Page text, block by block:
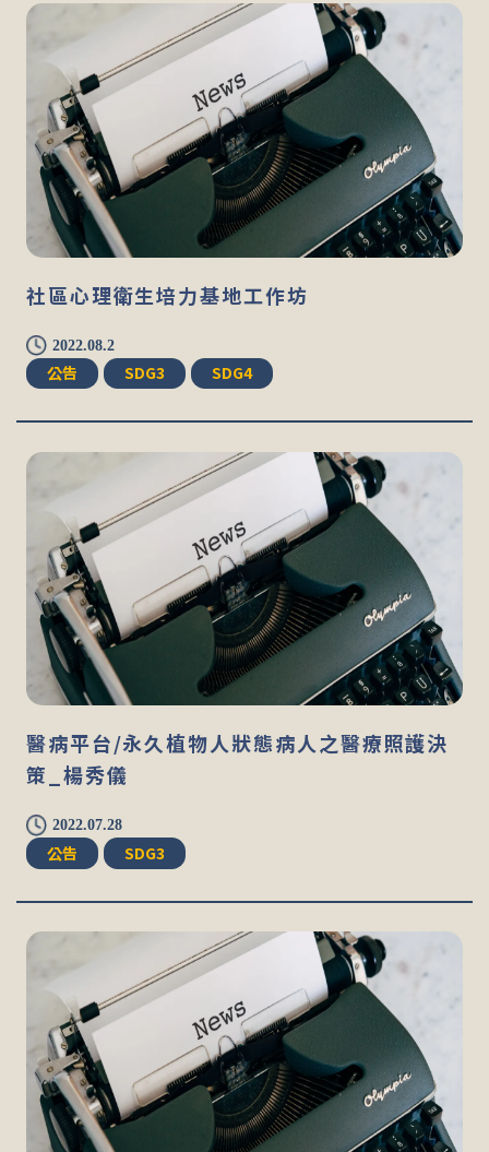
社區心理衛生培力基地工作坊
2022.08.2
公告 SDG3 SDG4
醫病平台/永久植物人狀態病人之醫療照護決
策_楊秀儀
2022.07.28
公告 SDG3